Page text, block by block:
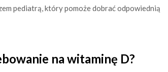
pediatrą, który pomoże dobrać odpowiednią
na witaminę D?